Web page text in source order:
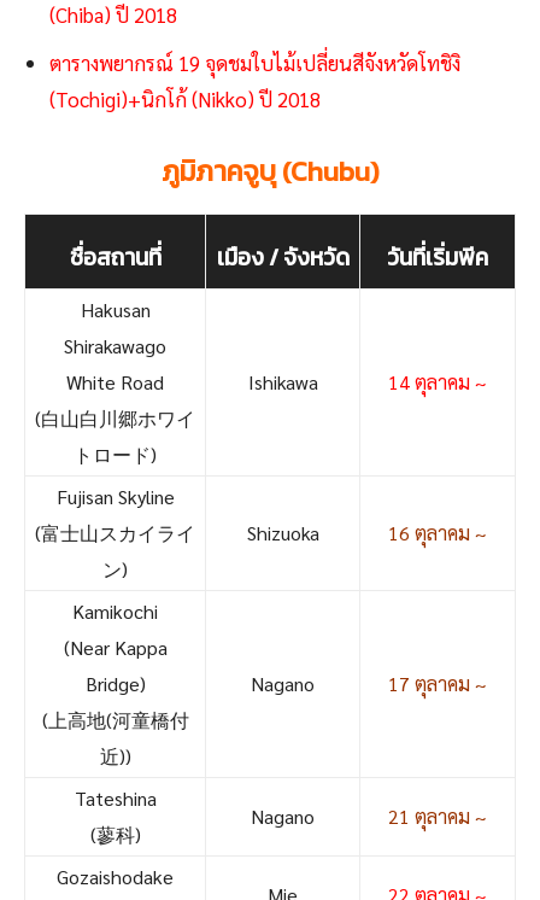
(Chiba) ปี 2018
ตารางพยากรณ์ 19 จุดชมใบไม้เปลี่ยนสีจังหวัดโทชิงิ
(Tochigi)+นิกโก้ (Nikko) ปี 2018
ภูมิภาคจูบุ (Chubu)
ชื่อสถานที่ เมือง / จังหวัด วันที่เริ่มพีค
Hakusan
Shirakawago
White Road
(白山白川郷ホワイ
トロード)
Ishikawa 14 ตุลาคม ~
Fujisan Skyline
(富士山スカイライ
ン)
Shizuoka 16 ตุลาคม ~
Kamikochi
(Near Kappa
Bridge)
(上高地(河童橋付
近))
Nagano 17 ตุลาคม ~
Tateshina
(蓼科)
Nagano 21 ตุลาคม ~
Gozaishodake
Mie 22 ตุลาคม ~